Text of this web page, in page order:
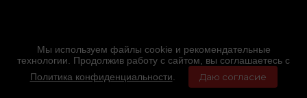
Мы используем файлы cookie и рекомендательные
технологии. Продолжив работу с сайтом, вы соглашаетесь с
Политика конфиденциальности
Даю согласие